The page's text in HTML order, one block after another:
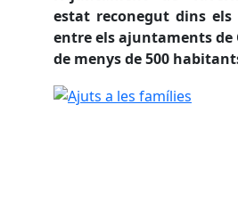
estat reconegut dins els
entre els ajuntaments de
de menys de 500
Oberta la convocatòria per